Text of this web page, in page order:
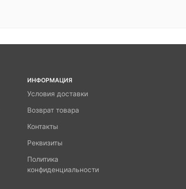
ИНФОРМАЦИЯ
Условия доставки
Возврат товара
Контакты
Реквизиты
Политика
конфиденциальности